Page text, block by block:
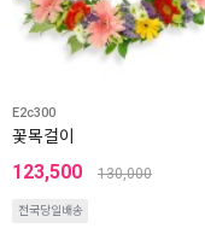
E2c300
꽃목걸이
123,500 130,000
전국당일배송